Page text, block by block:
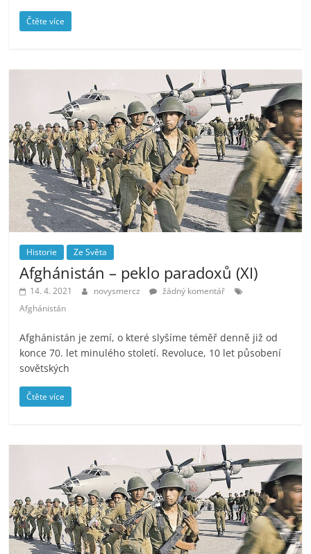
Čtěte více
Historie Ze Světa
Afghánistán – peklo paradoxů (XI)
14. 4. 2021 novysmercz
žádný komentář
Afghánistán
Afghánistán je zemí, o které slyšíme téměř denně již od
konce 70. let minulého století. Revoluce, 10 let působení
sovětských
Čtěte více